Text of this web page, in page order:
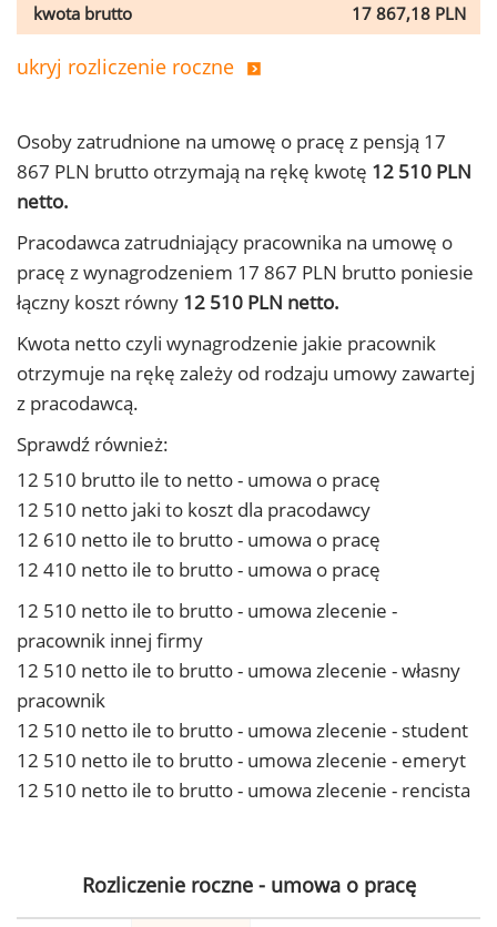
kwota brutto
17 867,18 PLN
ukryj rozliczenie roczne
Osoby zatrudnione na umowę o pracę z pensją 17
867 PLN brutto otrzymają na rękę kwotę 12 510 PLN
netto.
Pracodawca zatrudniający pracownika na umowę o
pracę z wynagrodzeniem 17 867 PLN brutto poniesie
łączny koszt równy 12 510 PLN netto.
Kwota netto czyli wynagrodzenie jakie pracownik
otrzymuje na rękę zależy od rodzaju umowy zawartej
z pracodawcą.
Sprawdź również:
12 510 brutto ile to netto - umowa o pracę
12 510 netto jaki to koszt dla pracodawcy
12 610 netto ile to brutto - umowa o pracę
12 410 netto ile to brutto - umowa o pracę
12 510 netto ile to brutto - umowa zlecenie -
pracownik innej firmy
12 510 netto ile to brutto - umowa zlecenie - własny
pracownik
12 510 netto ile to brutto - umowa zlecenie - student
12 510 netto ile to brutto - umowa zlecenie - emeryt
12 510 netto ile to brutto - umowa zlecenie - rencista
Rozliczenie roczne - umowa o pracę